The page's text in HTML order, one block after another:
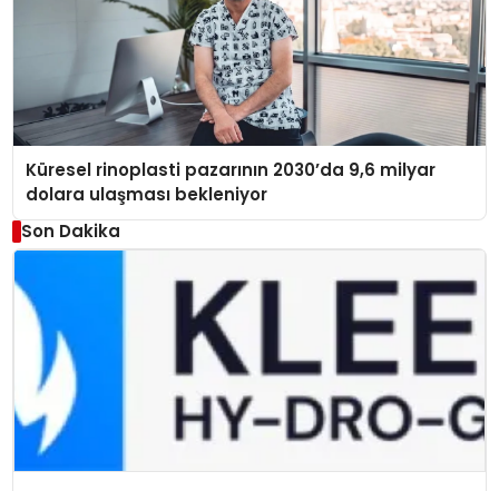
Küresel rinoplasti pazarının 2030’da 9,6 milyar
dolara ulaşması bekleniyor
Son Dakika